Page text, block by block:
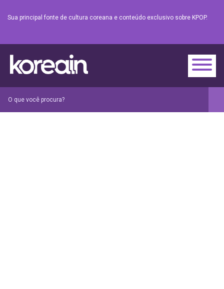
Sua principal fonte de cultura coreana e conteúdo exclusivo sobre KPOP.